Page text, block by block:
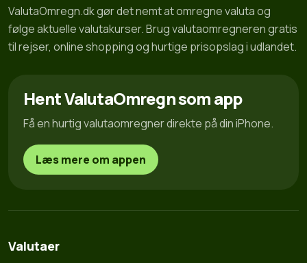
ValutaOmregn.dk gør det nemt at omregne valuta og
følge aktuelle valutakurser. Brug valutaomregneren gratis
til rejser, online shopping og hurtige prisopslag i udlandet.
Hent ValutaOmregn som app
Få en hurtig valutaomregner direkte på din iPhone.
Læs mere om appen
Valutaer